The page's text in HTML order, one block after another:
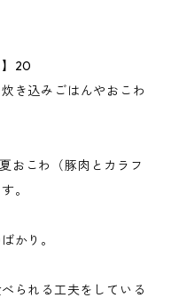
】20
き込みごはんやおこわ
おこわ（豚肉とカラフ
。
かり。
られる工夫をしている